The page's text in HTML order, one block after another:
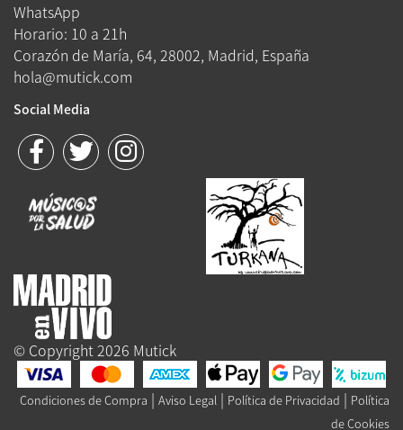
WhatsApp
Horario: 10 a 21h
Corazón de María, 64, 28002, Madrid, España
hola@mutick.com
Social Media
© Copyright 2026 Mutick
Condiciones de Compra | Aviso Legal | Política de Privacidad | Política
de Cookies